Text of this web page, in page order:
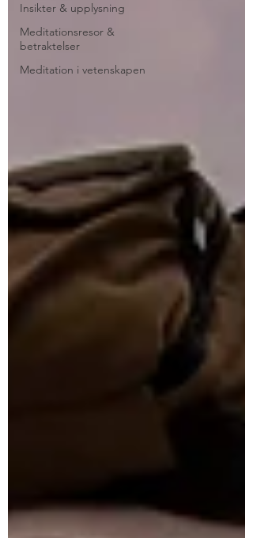
Insikter & upplysning
Meditationsresor &
betraktelser
Meditation i vetenskapen